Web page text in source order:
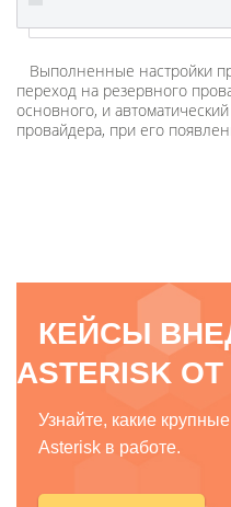
Выполненные настройки
переход на резервного
основного, и
провайдера, при его
КЕЙСЫ
ASTERISK ОТ
Узнайте, какие
Asterisk в работе.